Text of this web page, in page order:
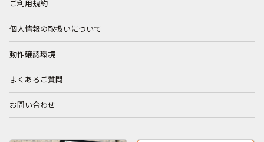
ご利用規約
個人情報の取扱いについて
動作確認環境
よくあるご質問
お問い合わせ